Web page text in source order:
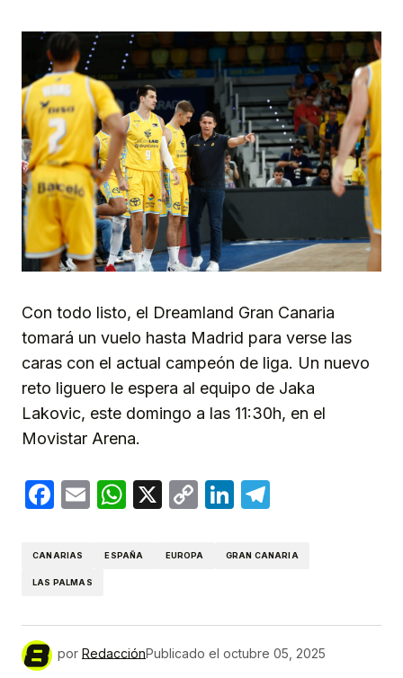
Con todo listo, el Dreamland Gran Canaria
tomará un vuelo hasta Madrid para verse las
caras con el actual campeón de liga. Un nuevo
reto liguero le espera al equipo de Jaka
Lakovic, este domingo a las 11:30h, en el
Movistar Arena.
Facebook
EmailWhatsApp
X
CopyLinkedIn
CANARIAS ESPAÑA EUROPA GRAN CANARIA
LAS PALMAS
por RedacciónPublicado el octubre 05, 2025